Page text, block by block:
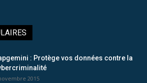
: Protège vos données contre la
2015